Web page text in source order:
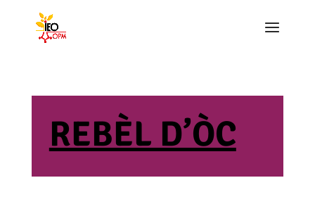
REBÈL D’ÒC